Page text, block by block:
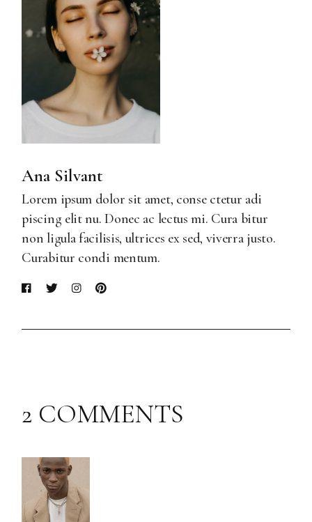
Ana Silvant
Lorem ipsum dolor sit amet, conse ctetur adi
piscing elit nu. Donec ac lectus mi. Cura bitur
non ligula facilisis, ultrices ex sed, viverra justo.
Curabitur condi mentum.
2 COMMENTS